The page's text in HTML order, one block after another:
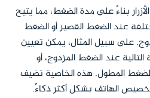
بناءً على مدة الضغط، مما يتيح
عند الضغط القصير أو الضغط
على سبيل المثال، يمكن تعيين
التالية عند الضغط المزدوج، أو
المطول. هذه الخاصية تضيف
الهاتف بشكل أكثر ذكاءً.